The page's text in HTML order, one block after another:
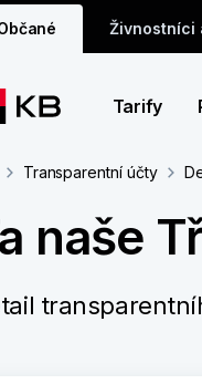
Živnostníci
Tarify
Transparentní účty
naše